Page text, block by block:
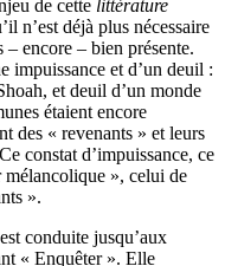
de cette littérature
n’est déjà plus nécessaire
encore – bien présente.
impuissance et d’un deuil :
et deuil d’un monde
étaient encore
des « revenants » et leurs
constat d’impuissance, ce
mélancolique », celui de
».
conduite jusqu’aux
« Enquêter ». Elle